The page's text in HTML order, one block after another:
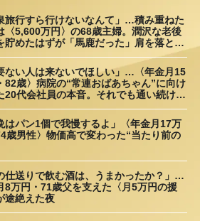
旅行すら行けないなんて」…積み重ねた
〈5,600万円〉の68歳主婦。潤沢な老後
貯めたはずが「馬鹿だった」肩を落とす
ない人は来ないでほしい」…〈年金月15
82歳〉病院の“常連おばあちゃん”に向け
20代会社員の本音。それでも通い続ける
はパン1個で我慢するよ」〈年金月17万
歳男性〉物価高で変わった“当たり前の
仕送りで飲む酒は、うまかったか？」…
8万円・71歳父を支えた〈月5万円の援
途絶えた夜